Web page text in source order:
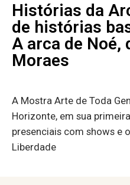
Histórias da
de histórias
A arca de Noé,
Moraes
A Mostra Arte de Toda
Horizonte, em sua
presenciais com shows e
Liberdade